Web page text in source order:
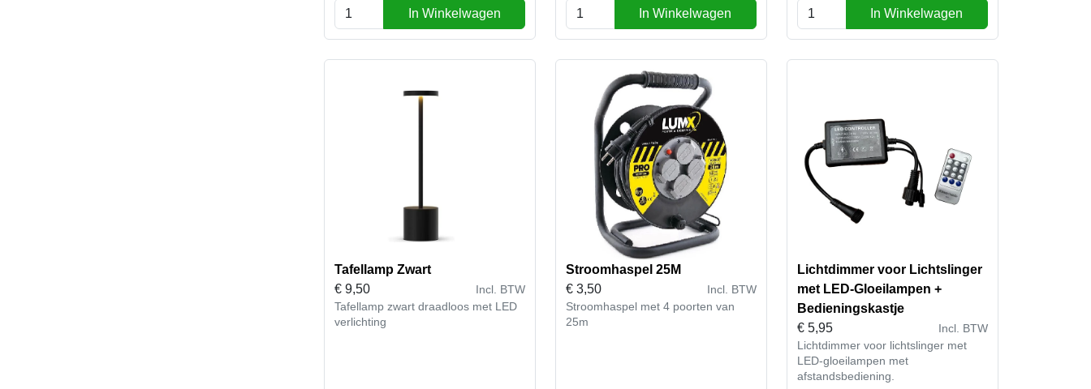
In Winkelwagen In Winkelwagen In Winkelwagen
Tafellamp Zwart
€ 9,50
Incl. BTW
Tafellamp zwart draadloos met LED
verlichting
Stroomhaspel 25M
€ 3,50
Incl. BTW
Stroomhaspel met 4 poorten van
25m
Lichtdimmer voor Lichtslinger
met LED-Gloeilampen +
Bedieningskastje
€ 5,95
Incl. BTW
Lichtdimmer voor lichtslinger met
LED-gloeilampen met
afstandsbediening.